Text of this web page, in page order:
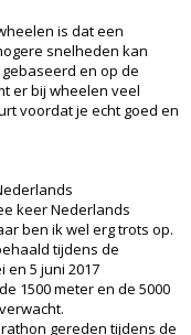
is dat een
snelheden kan
en op de
er bij wheelen veel
voordat je echt goed en
keer Nederlands
ben ik wel erg trots op.
tijdens de
en 5 juni 2017
1500 meter en de 5000
gereden tijdens de